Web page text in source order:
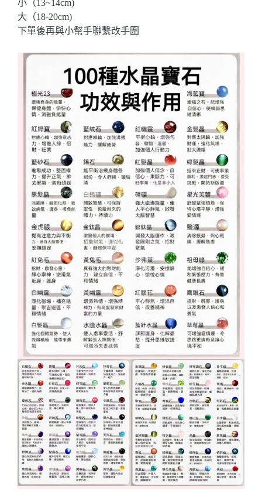
小（13~14cm)
大（18-20cm)
下單後再與小幫手聯繫改手圍